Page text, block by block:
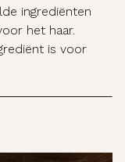
ingrediënten
het haar.
is voor